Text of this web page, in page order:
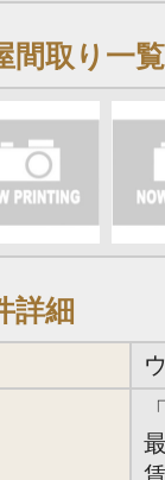
間取り一覧
詳細